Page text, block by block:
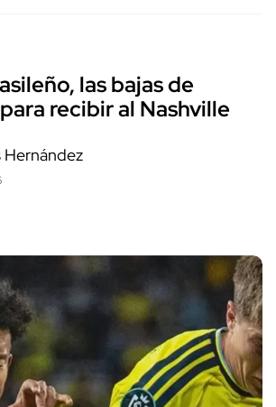
las bajas de
recibir al Nashville
Hernández